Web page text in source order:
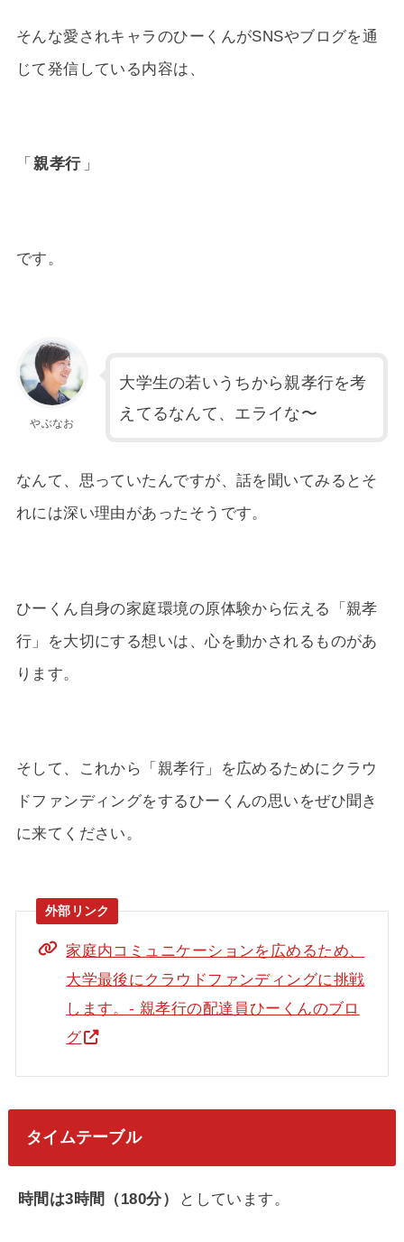
そんな愛されキャラのひーくんがSNSやブログを通
じて発信している内容は、
「 親孝行 」
です。
やぶなお
大学生の若いうちから親孝行を考
えてるなんて、エライな〜
なんて、思っていたんですが、話を聞いてみるとそ
れには深い理由があったそうです。
ひーくん自身の家庭環境の原体験から伝える「親孝
行」を大切にする想いは、心を動かされるものがあ
ります。
そして、これから「親孝行」を広めるためにクラウ
ドファンディングをするひーくんの思いをぜひ聞き
に来てください。
家庭内コミュニケーションを広めるため、
大学最後にクラウドファンディングに挑戦
します。- 親孝行の配達員ひーくんのブロ
グ
タイムテーブル
時間は3時間（180分） としています。